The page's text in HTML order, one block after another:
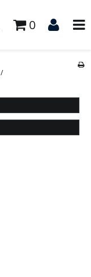
0
/